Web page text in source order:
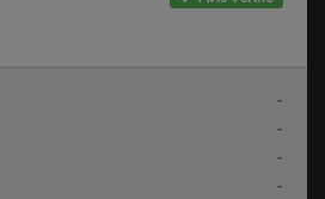
-
-
-
-